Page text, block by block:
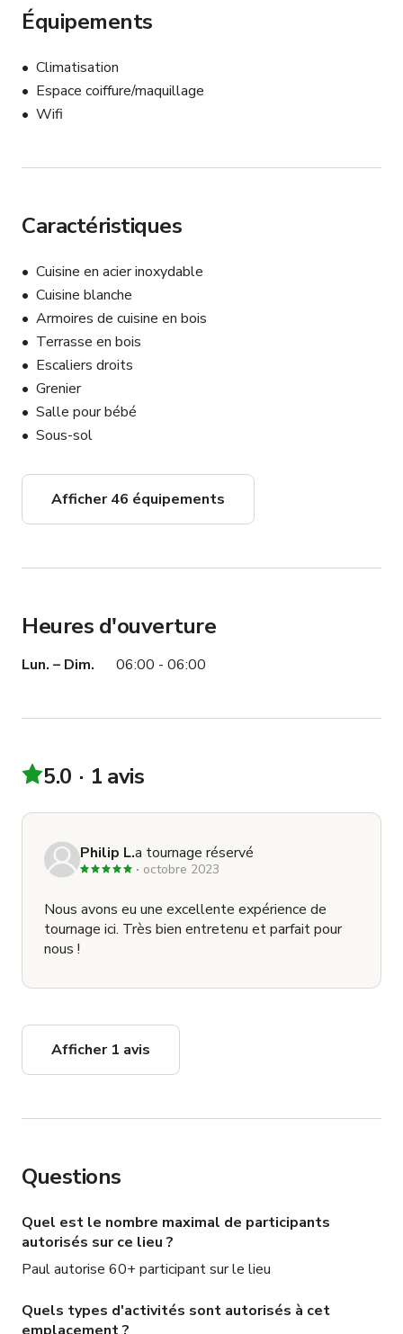
Équipements
Climatisation
Espace coiffure/maquillage
Wifi
Caractéristiques
Cuisine en acier inoxydable
Cuisine blanche
Armoires de cuisine en bois
Terrasse en bois
Escaliers droits
Grenier
Salle pour bébé
Sous-sol
Afficher 46 équipements
Heures d'ouverture
Lun. – Dim. 06:00 - 06:00
5.0 1 avis
Philip L.a tournage réservé
octobre 2023
Nous avons eu une excellente expérience de
tournage ici. Très bien entretenu et parfait pour
nous !
Afficher 1 avis
Questions
Quel est le nombre maximal de participants
autorisés sur ce lieu ?
Paul autorise 60+ participant sur le lieu
Quels types d'activités sont autorisés à cet